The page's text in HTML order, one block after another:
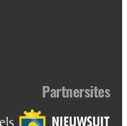
Partnersites